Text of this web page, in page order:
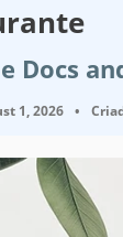
Docs
1, 2026 •